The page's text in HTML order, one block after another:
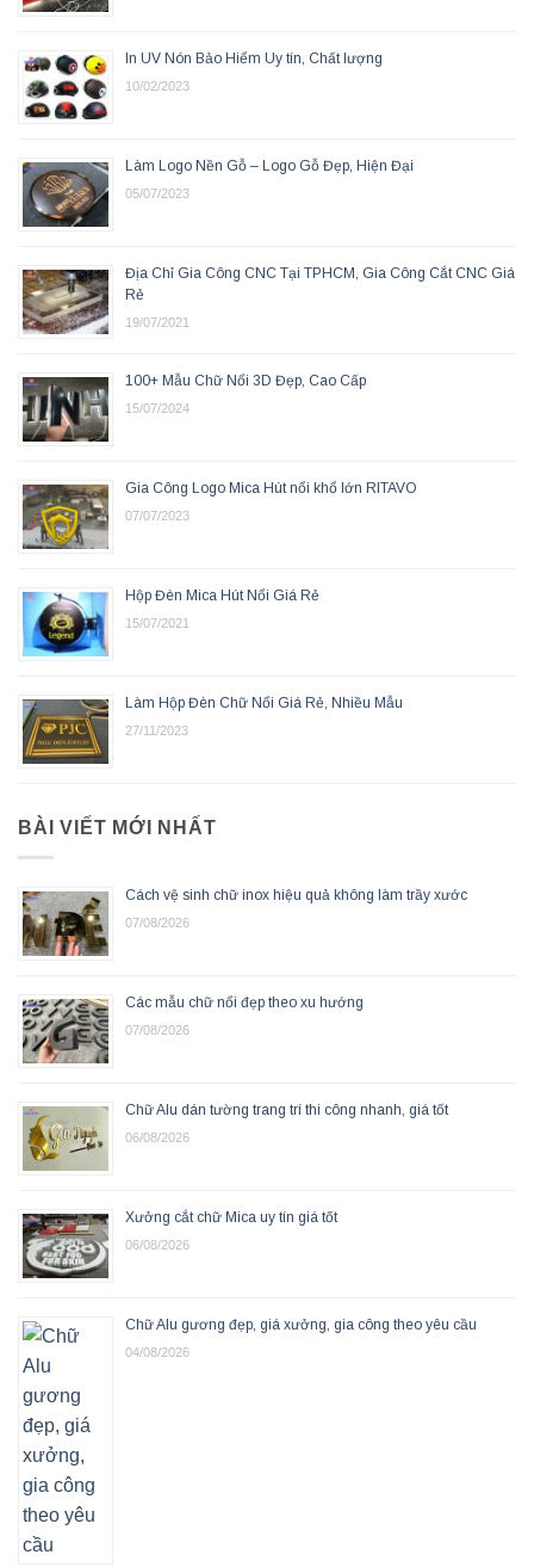
In UV Nón Bảo Hiểm Uy tín, Chất lượng
10/02/2023
Làm Logo Nền Gỗ – Logo Gỗ Đẹp, Hiện Đại
05/07/2023
Địa Chỉ Gia Công CNC Tại TPHCM, Gia Công Cắt CNC Giá
Rẻ
19/07/2021
100+ Mẫu Chữ Nổi 3D Đẹp, Cao Cấp
15/07/2024
Gia Công Logo Mica Hút nổi khổ lớn RITAVO
07/07/2023
Hộp Đèn Mica Hút Nổi Giá Rẻ
15/07/2021
Làm Hộp Đèn Chữ Nổi Giá Rẻ, Nhiều Mẫu
27/11/2023
BÀI VIẾT MỚI NHẤT
Cách vệ sinh chữ inox hiệu quả không làm trầy xước
07/08/2026
Các mẫu chữ nổi đẹp theo xu hướng
07/08/2026
Chữ Alu dán tường trang trí thi công nhanh, giá tốt
06/08/2026
Xưởng cắt chữ Mica uy tín giá tốt
06/08/2026
Chữ Alu gương đẹp, giá xưởng, gia công theo yêu cầu
04/08/2026